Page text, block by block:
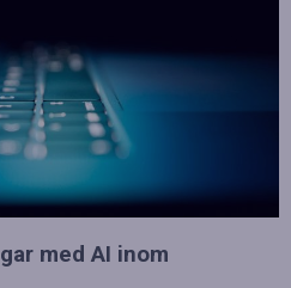
med AI inom